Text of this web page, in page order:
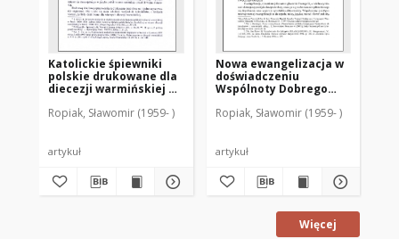
Katolickie śpiewniki
polskie drukowane dla
diecezji warmińskiej w
Ropiak, Sławomir (1959- )
artykuł
Nowa ewangelizacja w
doświadczeniu
Wspólnoty Dobrego
Ropiak, Sławomir (1959- )
artykuł
Więcej